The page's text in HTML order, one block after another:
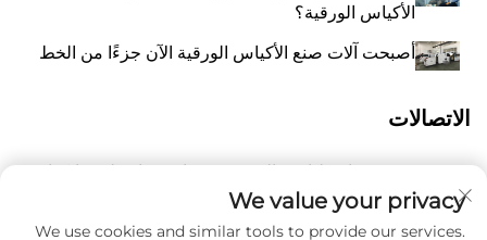
الأكياس الورقية؟
أصبحت آلات صنع الأكياس الورقية الآن جزءًا من الخط
الاتصالات
رقم 118 شارع ليانغيو الشرقية، تشانغتشياو، بلدة وانكوان،
بينغيانغ، مدينة ونتشو، مقاطعة تشيجيانغ، الصين 325409
We value your privacy
We use cookies and similar tools to provide our services.